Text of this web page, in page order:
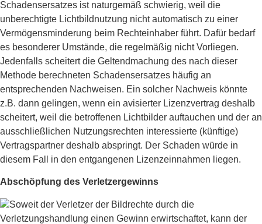
Schadensersatzes ist naturgemäß schwierig, weil die
unberechtigte Lichtbildnutzung nicht automatisch zu einer
Vermögensminderung beim Rechteinhaber führt. Dafür bedarf
es besonderer Umstände, die regelmäßig nicht Vorliegen.
Jedenfalls scheitert die Geltendmachung des nach dieser
Methode berechneten Schadensersatzes häufig an
entsprechenden Nachweisen. Ein solcher Nachweis könnte
z.B. dann gelingen, wenn ein avisierter Lizenzvertrag deshalb
scheitert, weil die betroffenen Lichtbilder auftauchen und der an
ausschließlichen Nutzungsrechten interessierte (künftige)
Vertragspartner deshalb abspringt. Der Schaden würde in
diesem Fall in den entgangenen Lizenzeinnahmen liegen.
Abschöpfung des Verletzergewinns
Soweit der Verletzer der Bildrechte durch die
Verletzungshandlung einen Gewinn erwirtschaftet, kann der